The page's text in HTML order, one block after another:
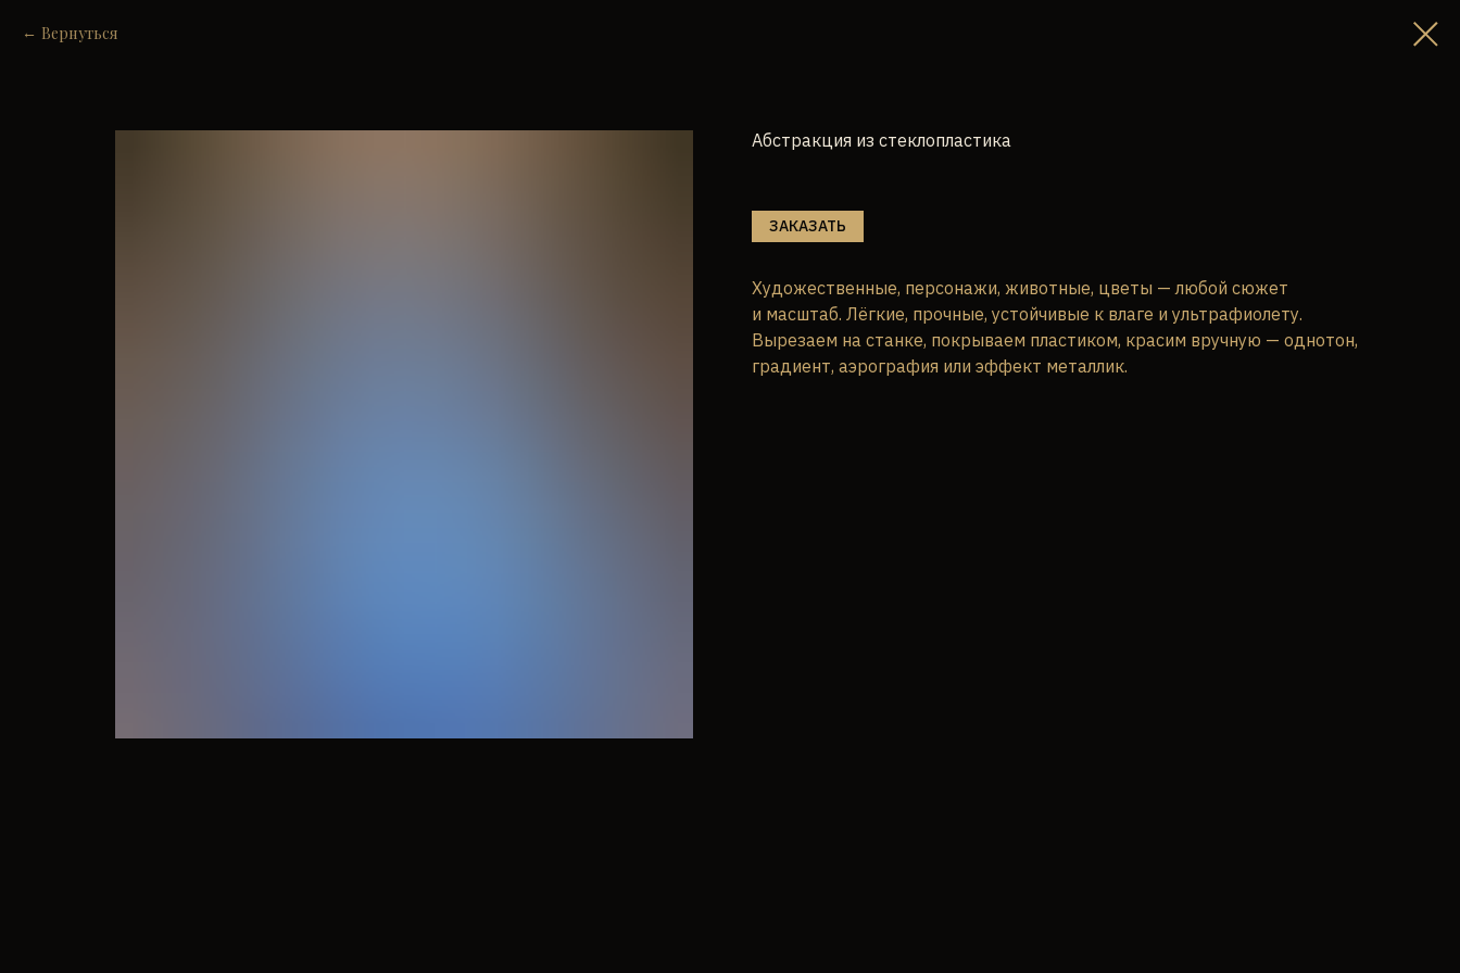
Вернуться
Абстракция из стеклопластика
ЗАКАЗАТЬ
Художественные, персонажи, животные, цветы — любой сюжет
и масштаб. Лёгкие, прочные, устойчивые к влаге и ультрафиолету.
Вырезаем на станке, покрываем пластиком, красим вручную — однотон,
градиент, аэрография или эффект металлик.